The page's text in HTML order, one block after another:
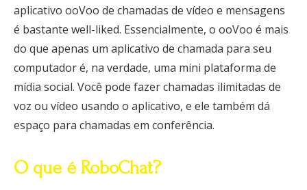
aplicativo ooVoo de chamadas de vídeo e mensagens
é bastante well-liked. Essencialmente, o ooVoo é mais
do que apenas um aplicativo de chamada para seu
computador é, na verdade, uma mini plataforma de
mídia social. Você pode fazer chamadas ilimitadas de
voz ou vídeo usando o aplicativo, e ele também dá
espaço para chamadas em conferência.
O que é RoboChat?